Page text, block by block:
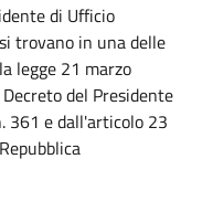
di Ufficio
trovano in una delle
legge 21 marzo
del Presidente
e dall'articolo 23